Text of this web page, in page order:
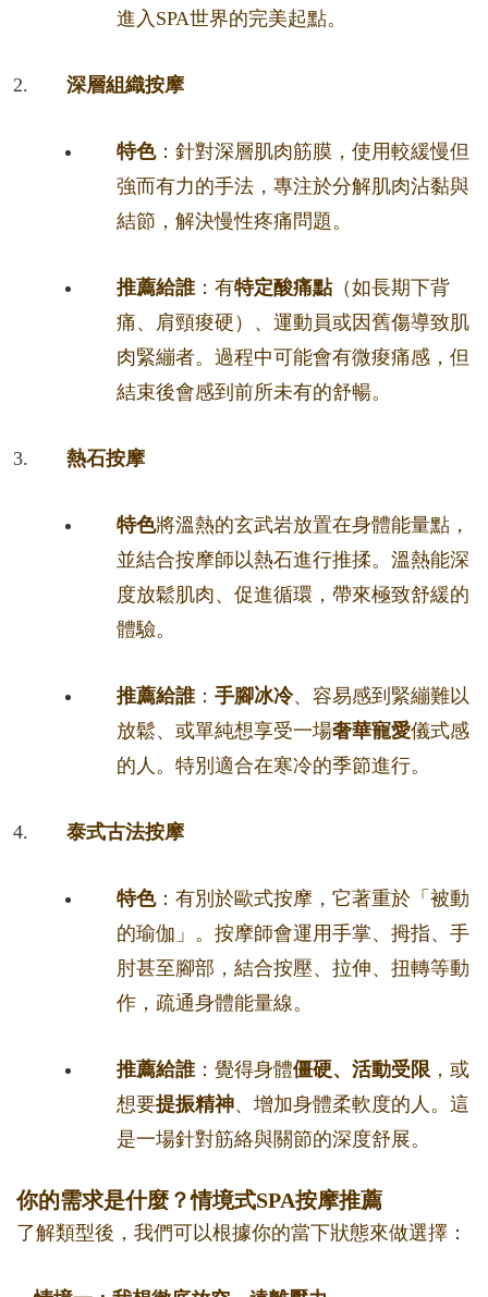
進入SPA世界的完美起點。
深層組織按摩
特色：針對深層肌肉筋膜，使用較緩慢但
強而有力的手法，專注於分解肌肉沾黏與
結節，解決慢性疼痛問題。
推薦給誰：有特定酸痛點（如長期下背
痛、肩頸痠硬）、運動員或因舊傷導致肌
肉緊繃者。過程中可能會有微痠痛感，但
結束後會感到前所未有的舒暢。
熱石按摩
特色將溫熱的玄武岩放置在身體能量點，
並結合按摩師以熱石進行推揉。溫熱能深
度放鬆肌肉、促進循環，帶來極致舒緩的
體驗。
推薦給誰： 手腳冰冷、容易感到緊繃難以
放鬆、或單純想享受一場奢華寵愛儀式感
的人。特別適合在寒冷的季節進行。
泰式古法按摩
特色：有別於歐式按摩，它著重於「被動
的瑜伽」。按摩師會運用手掌、拇指、手
肘甚至腳部，結合按壓、拉伸、扭轉等動
作，疏通身體能量線。
推薦給誰：覺得身體僵硬、活動受限 ，或
想要提振精神、增加身體柔軟度的人。這
是一場針對筋絡與關節的深度舒展。
你的需求是什麼？情境式SPA按摩推薦
了解類型後，我們可以根據你的當下狀態來做選擇：